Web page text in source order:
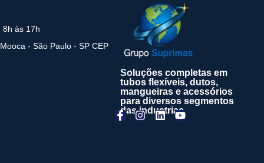
Soluções completas em
tubos flexíveis, dutos,
mangueiras e acessórios
para diversos segmentos
das industrias
8h às 17h
- São Paulo - SP CEP